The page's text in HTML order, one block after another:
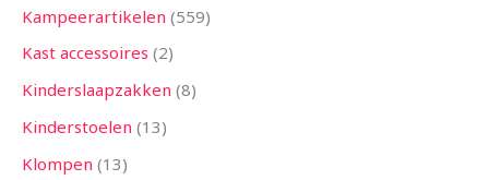
Kampeerartikelen 559
Kast accessoires 2
Kinderslaapzakken 8
Kinderstoelen 13
Klompen 13